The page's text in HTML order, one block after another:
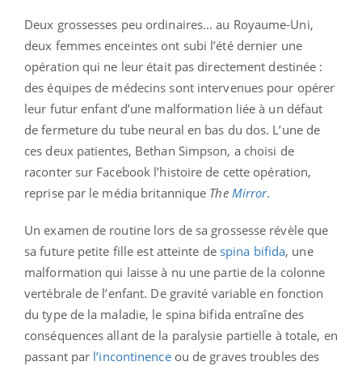
Deux grossesses peu ordinaires… au Royaume-Uni,
deux femmes enceintes ont subi l’été dernier une
opération qui ne leur était pas directement destinée :
des équipes de médecins sont intervenues pour opérer
leur futur enfant d’une malformation liée à un défaut
de fermeture du tube neural en bas du dos. L’une de
ces deux patientes, Bethan Simpson, a choisi de
raconter sur Facebook l’histoire de cette opération,
reprise par le média britannique The Mirror.
Un examen de routine lors de sa grossesse révèle que
sa future petite fille est atteinte de spina bifida, une
malformation qui laisse à nu une partie de la colonne
vertébrale de l’enfant. De gravité variable en fonction
du type de la maladie, le spina bifida entraîne des
conséquences allant de la paralysie partielle à totale, en
passant par l’incontinenceou de graves troubles des